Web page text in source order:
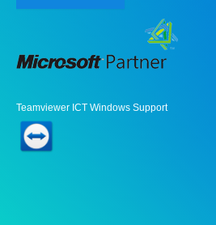
Teamviewer ICT Windows Support